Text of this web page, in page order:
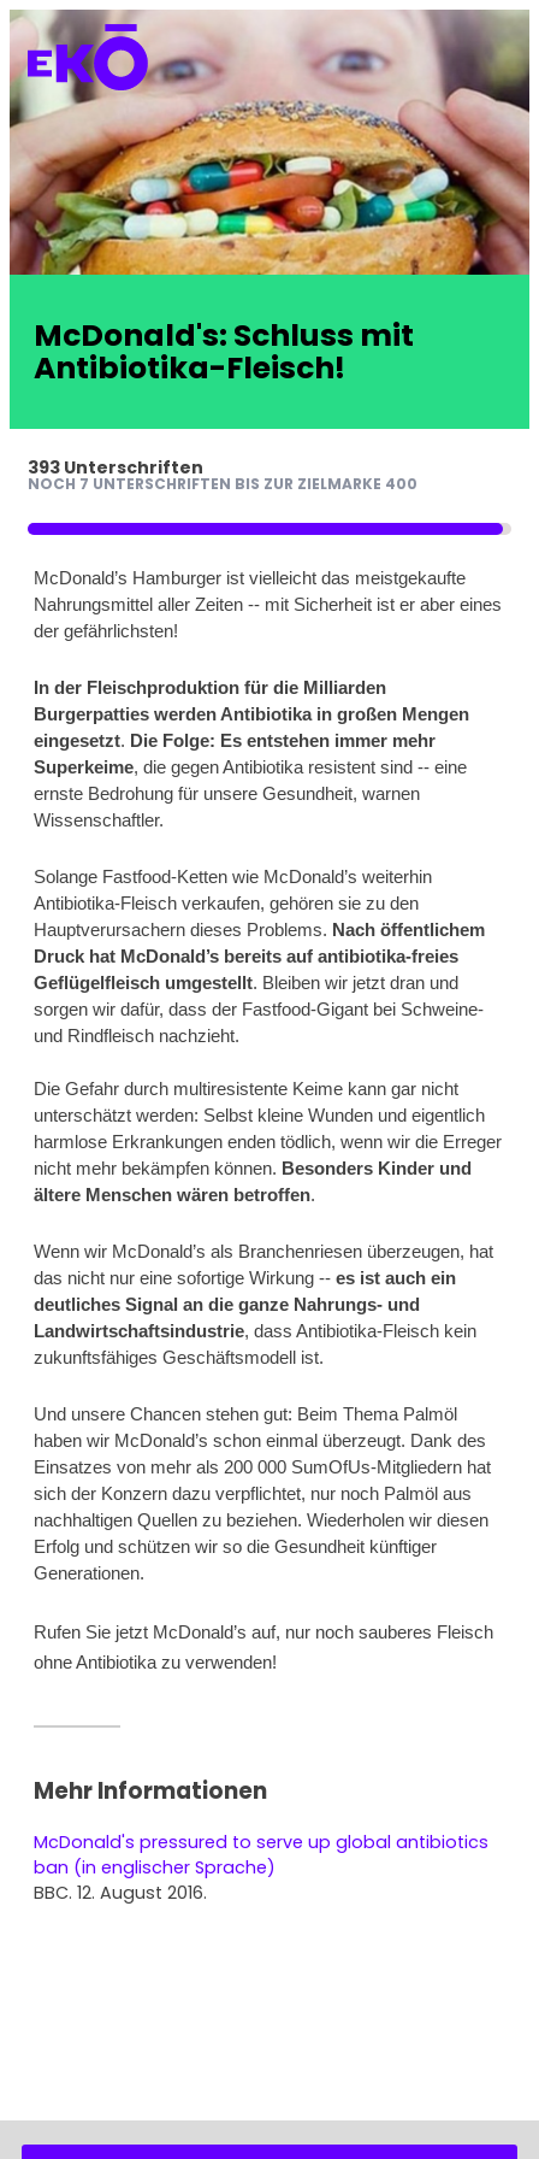
McDonald's: Schluss mit
Antibiotika-Fleisch!
393 Unterschriften
NOCH 7 UNTERSCHRIFTEN BIS ZUR ZIELMARKE 400
McDonald’s Hamburger ist vielleicht das meistgekaufte
Nahrungsmittel aller Zeiten -- mit Sicherheit ist er aber eines
der gefährlichsten!
In der Fleischproduktion für die Milliarden
Burgerpatties werden Antibiotika in großen Mengen
eingesetzt. Die Folge: Es entstehen immer mehr
Superkeime, die gegen Antibiotika resistent sind -- eine
ernste Bedrohung für unsere Gesundheit, warnen
Wissenschaftler.
Solange Fastfood-Ketten wie McDonald’s weiterhin
Antibiotika-Fleisch verkaufen, gehören sie zu den
Hauptverursachern dieses Problems. Nach öffentlichem
Druck hat McDonald’s bereits auf antibiotika-freies
Geflügelfleisch umgestellt. Bleiben wir jetzt dran und
sorgen wir dafür, dass der Fastfood-Gigant bei Schweine-
und Rindfleisch nachzieht.
Die Gefahr durch multiresistente Keime kann gar nicht
unterschätzt werden: Selbst kleine Wunden und eigentlich
harmlose Erkrankungen enden tödlich, wenn wir die Erreger
nicht mehr bekämpfen können. Besonders Kinder und
ältere Menschen wären betroffen.
Wenn wir McDonald’s als Branchenriesen überzeugen, hat
das nicht nur eine sofortige Wirkung -- es ist auch ein
deutliches Signal an die ganze Nahrungs- und
Landwirtschaftsindustrie, dass Antibiotika-Fleisch kein
zukunftsfähiges Geschäftsmodell ist.
Und unsere Chancen stehen gut: Beim Thema Palmöl
haben wir McDonald’s schon einmal überzeugt. Dank des
Einsatzes von mehr als 200 000 SumOfUs-Mitgliedern hat
sich der Konzern dazu verpflichtet, nur noch Palmöl aus
nachhaltigen Quellen zu beziehen. Wiederholen wir diesen
Erfolg und schützen wir so die Gesundheit künftiger
Generationen.
Rufen Sie jetzt McDonald’s auf, nur noch sauberes Fleisch
ohne Antibiotika zu verwenden!
Mehr Informationen
McDonald's pressured to serve up global antibiotics
ban (in englischer Sprache)
BBC. 12. August 2016.